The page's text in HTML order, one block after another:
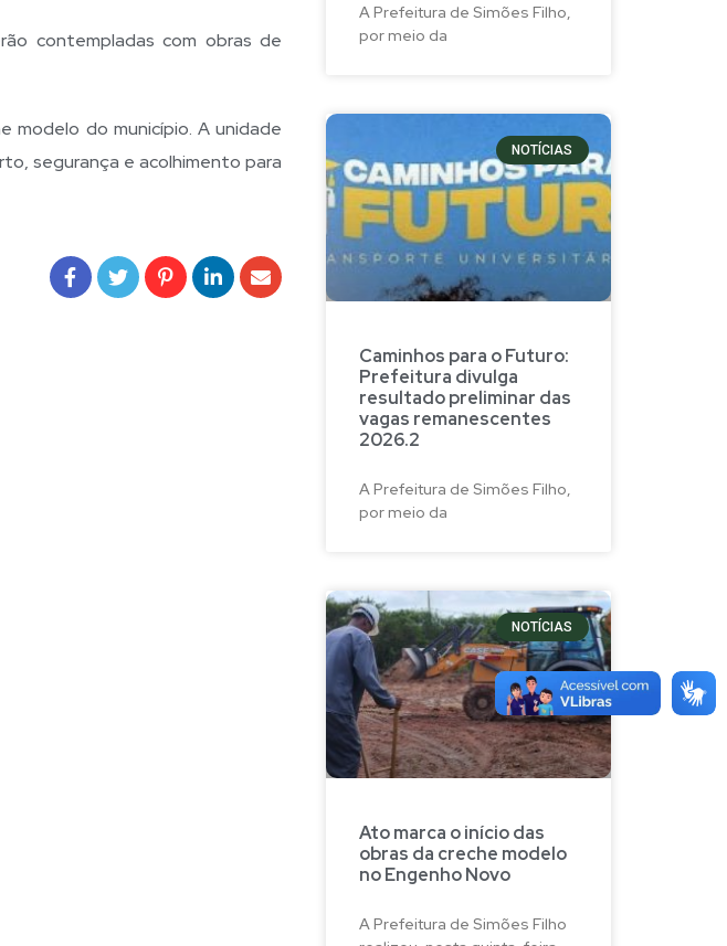
contempladas com obras de
modelo do município. A unidade
segurança e acolhimento para
A Prefeitura de Simões Filho,
por meio da
NOTÍCIAS
Caminhos para o Futuro:
Prefeitura divulga
resultado preliminar das
vagas remanescentes
2026.2
A Prefeitura de Simões Filho,
por meio da
NOTÍCIAS
Ato marca o início das
obras da creche modelo
no Engenho Novo
A Prefeitura de Simões Filho